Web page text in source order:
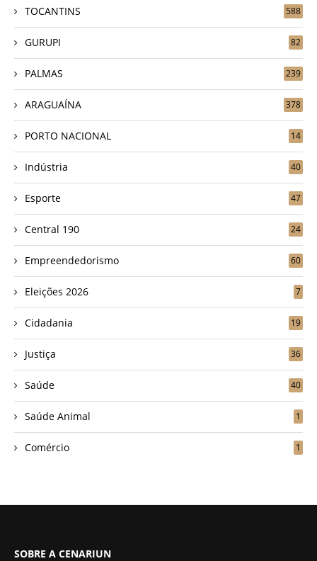
TOCANTINS 588
GURUPI 82
PALMAS 239
ARAGUAÍNA 378
PORTO NACIONAL 14
Indústria 40
Esporte 47
Central 190 24
Empreendedorismo 60
Eleições 2026 7
Cidadania 19
Justiça 36
Saúde 40
Saúde Animal 1
Comércio 1
SOBRE A CENARIUN